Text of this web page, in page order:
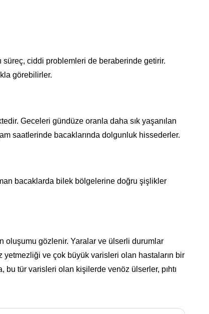
süreç, ciddi problemleri de beraberinde getirir.
görebilirler.
Geceleri gündüze oranla daha sık yaşanılan
saatlerinde bacaklarında dolgunluk hissederler.
bacaklarda bilek bölgelerine doğru şişlikler
oluşumu gözlenir. Yaralar ve ülserli durumlar
yetmezliği ve çok büyük varisleri olan hastaların bir
tür varisleri olan kişilerde venöz ülserler, pıhtı